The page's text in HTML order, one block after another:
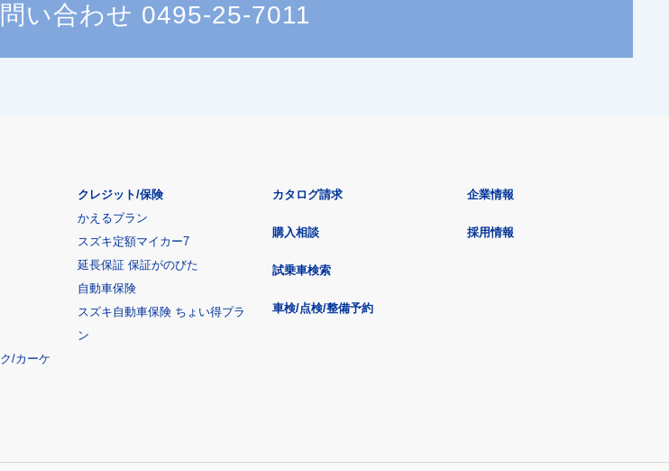
い合わせ 0495-25-7011
/カーケ
クレジット/保険
かえるプラン
スズキ定額マイカー7
延長保証 保証がのびた
自動車保険
スズキ自動車保険 ちょい得プラ
ン
カタログ請求
購入相談
試乗車検索
車検/点検/整備予約
企業情報
採用情報